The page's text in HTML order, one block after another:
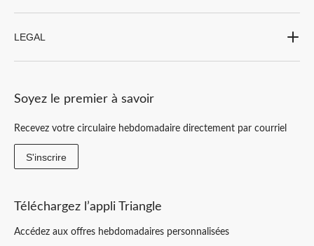
LEGAL
Soyez le premier à savoir
Recevez votre circulaire hebdomadaire directement par courriel
S'inscrire
Téléchargez l’appli Triangle
Accédez aux offres hebdomadaires personnalisées